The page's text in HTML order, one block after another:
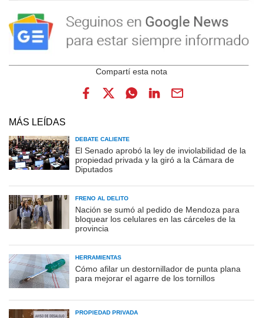
MÁS LEÍDAS
DEBATE CALIENTE
El Senado aprobó la ley de inviolabilidad de la
propiedad privada y la giró a la Cámara de
Diputados
FRENO AL DELITO
Nación se sumó al pedido de Mendoza para
bloquear los celulares en las cárceles de la
provincia
HERRAMIENTAS
Cómo afilar un destornillador de punta plana
para mejorar el agarre de los tornillos
PROPIEDAD PRIVADA